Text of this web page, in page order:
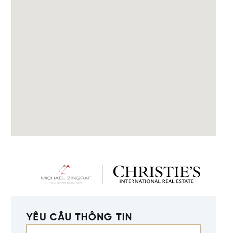
YÊU CẦU THÔNG TIN